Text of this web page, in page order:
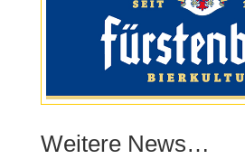
Weitere News…